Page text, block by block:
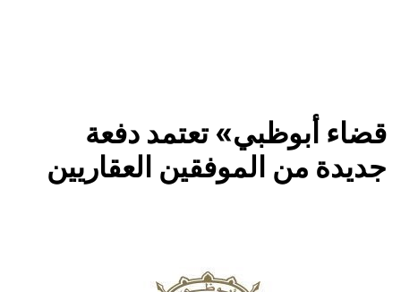
قضاء أبوظبي» تعتمد دفعة
جديدة من الموفقين العقاريين